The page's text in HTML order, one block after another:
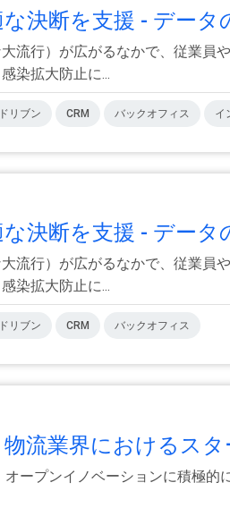
決断を支援 - データ
流行）が広がるなかで、従業員
染拡大防止に...
リブン CRM バックオフィス イ
決断を支援 - データ
流行）が広がるなかで、従業員
染拡大防止に...
リブン CRM バックオフィス
流業界におけるス
オープンイノベーションに積極